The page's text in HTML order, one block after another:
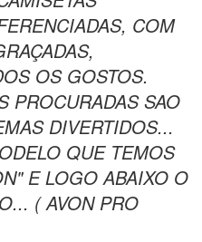
COM
OS GOSTOS.
PROCURADAS SAO
DIVERTIDOS...
QUE TEMOS
E LOGO ABAIXO O
( AVON PRO